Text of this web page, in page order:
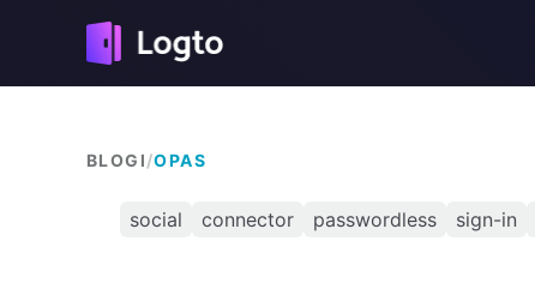
BLOGI/OPAS
social connector passwordless sign-in